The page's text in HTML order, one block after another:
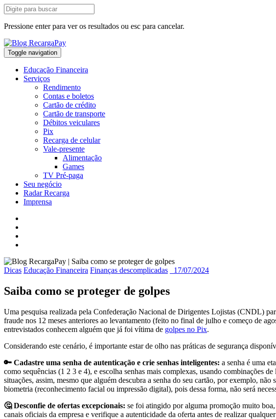
Pressione enter para ver os resultados ou esc para cancelar.
Toggle navigation
Educação Financeira
Serviços
Rendimento
Contas e boletos
Cartão de crédito
Cartão de transporte
Débitos veiculares
Pix
Recarga de celular
Vale-presente
Alimentação
Games
TV Pré-paga
Seu negócio
Radar Recarga
Imprensa
Dicas Educação Financeira Finanças descomplicadas 17/07/2024
Saiba como se proteger de golpes
Uma pesquisa realizada pela Confederação Nacional de Dirigentes Lojistas (CNDL)
fraude nos 12 meses anteriores ao levantamento (feito no final de julho e começo de
entrevistados conhecem alguém que já foi vítima de golpes no Pix.
Considerando este cenário, é importante estar de olho nas práticas de segurança
🔑 Cadastre uma senha de autenticação e crie senhas inteligentes: a senha é uma
como sequências (1 2 3 e 4), e escolha senhas mais complexas, usando combinações
situações, assim, mesmo que alguém descubra a senha do seu cartão, por exemplo,
biometria (reconhecimento facial ou impressão digital), pois dessa forma, não será
🤔 Desconfie de ofertas excepcionais: se foi atingido por alguma promoção muito boa,
canais oficiais da empresa e verifique a autenticidade da oferta antes de realizar